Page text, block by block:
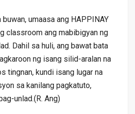
umaasa ang HAPPINAY
classroom ang mabibigyan ng
Dahil sa huli, ang bawat bata
ng isang silid-aralan na
tingnan, kundi isang lugar na
sa kanilang pagkatuto,
unlad.(R. Ang)